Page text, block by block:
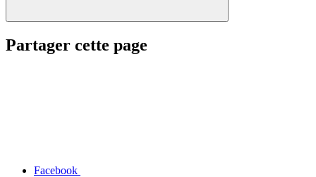
Partager cette page
Facebook